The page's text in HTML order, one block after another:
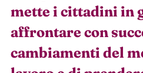
mette i cittadini in
affrontare con
cambiamenti del